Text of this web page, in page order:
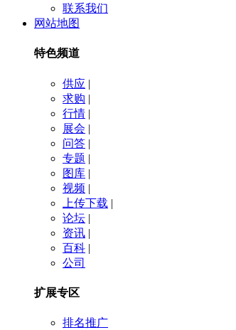
联系我们
网站地图
特色频道
供应 |
求购 |
行情 |
展会 |
问答 |
专题 |
图库 |
视频 |
上传下载 |
论坛 |
资讯 |
百科 |
公司
扩展专区
排名推广